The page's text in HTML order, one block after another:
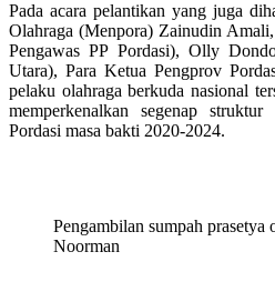
Pada acara pelantikan yang juga
Olahraga (Menpora) Zainudin
Pengawas PP Pordasi), Olly
Utara), Para Ketua Pengprov
pelaku olahraga berkuda nasional
memperkenalkan segenap
Pordasi masa bakti 2020-2024.
Pengambilan sumpah
Noorman